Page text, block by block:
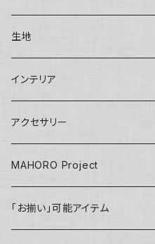
INSHUTI tote
Janet tote
Conference bag
Tops
One piece
Back Pack リュック
Kids
Tie
Apron
Adult
Kids
Doll
Key ring
IDホルダー
Fashion
skirt
pants
生地
インテリア
壁掛け
アクセサリー
MAHORO Project
「お揃い」可能アイテム